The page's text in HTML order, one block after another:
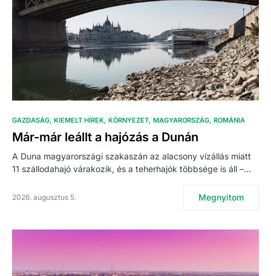
GAZDASÁG KIEMELT HÍREK KÖRNYEZET MAGYARORSZÁG ROMÁNIA
Már-már leállt a hajózás a Dunán
A Duna magyarországi szakaszán az alacsony vízállás miatt
11 szállodahajó várakozik, és a teherhajók többsége is áll –…
2026. augusztus 5. Megnyitom